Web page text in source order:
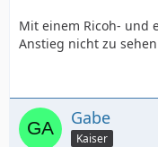
Mit einem Ricoh- und
Anstieg nicht zu
Gabe
Kaiser